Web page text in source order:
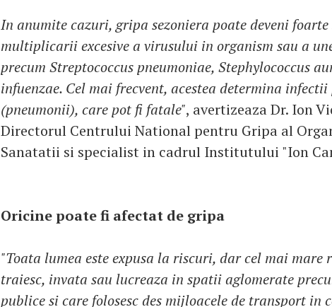
In anumite cazuri, gripa sezoniera poate deveni foarte
multiplicarii excesive a virusului in organism sau a
precum Streptococcus pneumoniae, Stephylococcus
infuenzae. Cel mai frecvent, acestea determina infectii
(pneumonii), care pot fi fatale", avertizeaza Dr. Ion
Directorul Centrului National pentru Gripa al
Sanatatii si specialist in cadrul Institutului "Ion
Oricine poate fi afectat de gripa
"Toata lumea este expusa la riscuri, dar cel mai mare
traiesc, invata sau lucreaza in spatii aglomerate
publice si care folosesc des mijloacele de transport in